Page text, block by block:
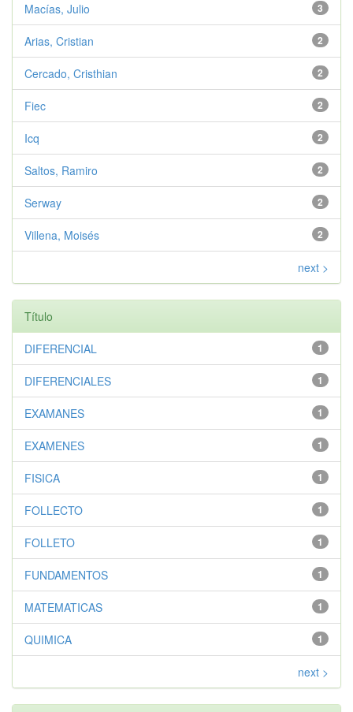
3
Macías, Julio
2
Arias, Cristian
2
Cercado, Cristhian
2
Fiec
2
Icq
2
Saltos, Ramiro
2
Serway
2
Villena, Moisés
next >
Título
1
DIFERENCIAL
1
DIFERENCIALES
1
EXAMANES
1
EXAMENES
1
FISICA
1
FOLLECTO
1
FOLLETO
1
FUNDAMENTOS
1
MATEMATICAS
1
QUIMICA
next >